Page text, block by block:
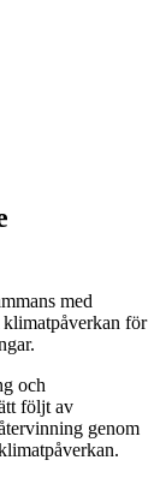
med
för
och
följt av
genom